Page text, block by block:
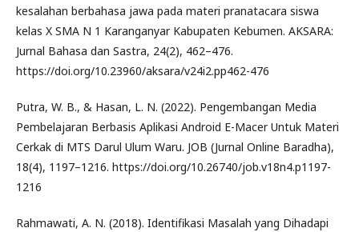
kesalahan berbahasa jawa pada materi pranatacara siswa
kelas X SMA N 1 Karanganyar Kabupaten Kebumen. AKSARA:
Jurnal Bahasa dan Sastra, 24(2), 462–476.
https://doi.org/10.23960/aksara/v24i2.pp462-476
Putra, W. B., & Hasan, L. N. (2022). Pengembangan Media
Pembelajaran Berbasis Aplikasi Android E-Macer Untuk Materi
Cerkak di MTS Darul Ulum Waru. JOB (Jurnal Online Baradha),
18(4), 1197–1216. https://doi.org/10.26740/job.v18n4.p1197-
1216
Rahmawati, A. N. (2018). Identifikasi Masalah yang Dihadapi